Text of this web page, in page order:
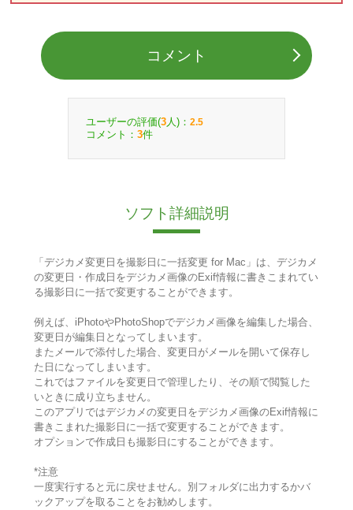
コメント
ユーザーの評価(3 人)： 2.5
コメント： 3件
ソフト詳細説明
「デジカメ変更日を撮影日に一括変更 for Mac」は、デジカメ
の変更日・作成日をデジカメ画像のExif情報に書きこまれてい
る撮影日に一括で変更することができます。
例えば、iPhotoやPhotoShopでデジカメ画像を編集した場合、
変更日が編集日となってしまいます。
またメールで添付した場合、変更日がメールを開いて保存し
た日になってしまいます。
これではファイルを変更日で管理したり、その順で閲覧した
いときに成り立ちません。
このアプリではデジカメの変更日をデジカメ画像のExif情報に
書きこまれた撮影日に一括で変更することができます。
オプションで作成日も撮影日にすることができます。
*注意
一度実行すると元に戻せません。別フォルダに出力するかバ
ックアップを取ることをお勧めします。